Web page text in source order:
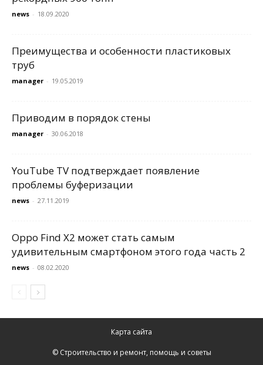
news - 18.09.2020
Преимущества и особенности пластиковых
труб
manager - 19.05.2019
Приводим в порядок стены
manager - 30.06.2018
YouTube TV подтверждает появление
проблемы буферизации
news - 27.11.2019
Oppo Find X2 может стать самым
удивительным смартфоном этого года часть 2
news - 08.02.2020
Карта сайта
© Строительство и ремонт, помощь и советы